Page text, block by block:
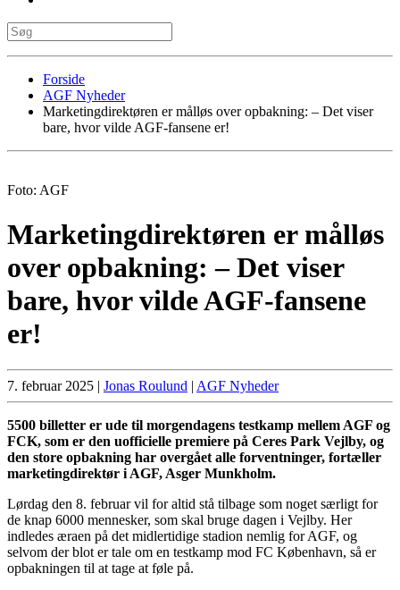
Forside
AGF Nyheder
Marketingdirektøren er målløs over opbakning: – Det viser
bare, hvor vilde AGF-fansene er!
Foto: AGF
Marketingdirektøren er målløs
over opbakning: – Det viser
bare, hvor vilde AGF-fansene
er!
7. februar 2025 | Jonas Roulund | AGF Nyheder
5500 billetter er ude til morgendagens testkamp mellem AGF og
FCK, som er den uofficielle premiere på Ceres Park Vejlby, og
den store opbakning har overgået alle forventninger, fortæller
marketingdirektør i AGF, Asger Munkholm.
Lørdag den 8. februar vil for altid stå tilbage som noget særligt for
de knap 6000 mennesker, som skal bruge dagen i Vejlby. Her
indledes æraen på det midlertidige stadion nemlig for AGF, og
selvom der blot er tale om en testkamp mod FC København, så er
opbakningen til at tage at føle på.